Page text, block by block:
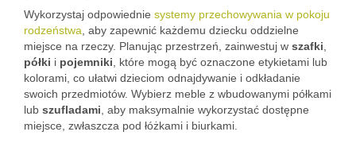
Wykorzystaj odpowiednie systemy przechowywania w pokoju
rodzeństwa , aby zapewnić każdemu dziecku oddzielne
miejsce na rzeczy. Planując przestrzeń, zainwestuj w szafki
półki i pojemniki , które mogą być oznaczone etykietami lub
kolorami, co ułatwi dzieciom odnajdywanie i odkładanie
swoich przedmiotów. Wybierz meble z wbudowanymi półkami
lub szufladami , aby maksymalnie wykorzystać dostępne
miejsce, zwłaszcza pod łóżkami i biurkami.